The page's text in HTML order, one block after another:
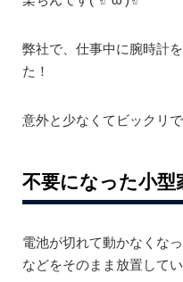
弊社で、仕事中に腕時計
た！
意外と少なくてビックリ
不要になった小型
電池が切れて動かなくな
などをそのまま放置して